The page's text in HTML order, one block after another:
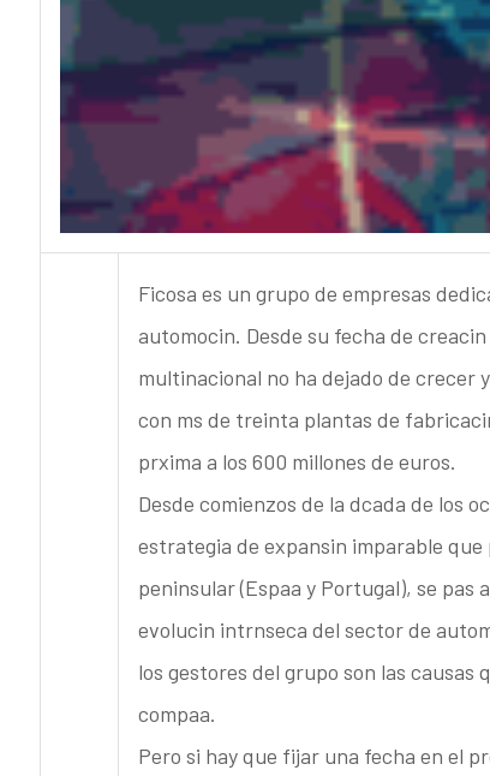
Ficosa es un grupo de empresas
automocin. Desde su fecha de
multinacional no ha dejado de crecer
con ms de treinta plantas de
prxima a los 600 millones de euros.
Desde comienzos de la dcada de los
estrategia de expansin imparable
peninsular (Espaa y Portugal), se pas
evolucin intrnseca del sector de
los gestores del grupo son las
compaa.
Pero si hay que fijar una fecha en el